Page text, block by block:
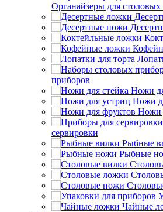
Органайзеры для
приборов
Ножи
Ножи
Ножи
сервировки
Рыбные
Рыбные
Чайные